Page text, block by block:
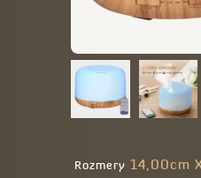
Rozmery 14,00cm